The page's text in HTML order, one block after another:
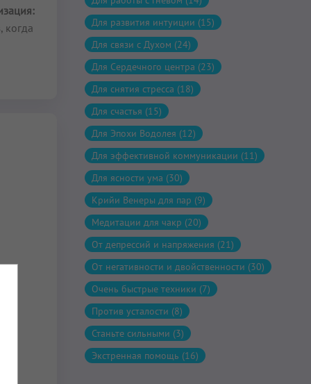
когда
Для развития интуиции (15)
Для связи с Духом (24)
Для Сердечного центра (23)
Для снятия стресса (18)
Для счастья (15)
Для Эпохи Водолея (12)
Для эффективной коммуникации (11)
Для ясности ума (30)
Крийи Венеры для пар (9)
Медитации для чакр (20)
От депрессий и напряжения (21)
От негативности и двойственности (30)
Очень быстрые техники (7)
Против усталости (8)
Станьте сильными (3)
Экстренная помощь (16)